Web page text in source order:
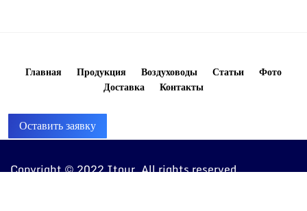
Главная Продукция Воздуховоды Статьи
Фото
Доставка
Контакты
Оставить заявку
Copyright © 2022 Itour. All rights reserved